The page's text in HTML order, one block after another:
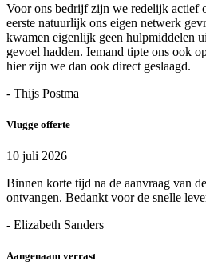
Voor ons bedrijf zijn we redelijk actief
eerste natuurlijk ons eigen netwerk
kwamen eigenlijk geen hulpmiddelen
gevoel hadden. Iemand tipte ons ook
hier zijn we dan ook direct geslaagd.
- Thijs Postma
Vlugge offerte
10 juli 2026
Binnen korte tijd na de aanvraag van
ontvangen. Bedankt voor de snelle
- Elizabeth Sanders
Aangenaam verrast